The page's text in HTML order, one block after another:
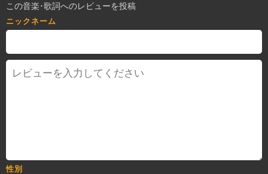
この音楽･歌詞へのレビューを投稿
ニックネーム
性別